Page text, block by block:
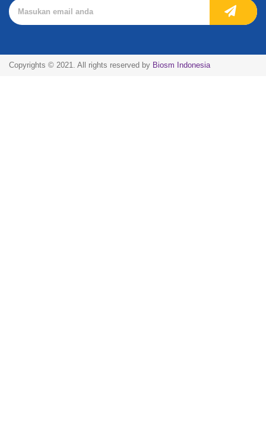
Copyrights © 2021. All rights reserved by Biosm Indonesia